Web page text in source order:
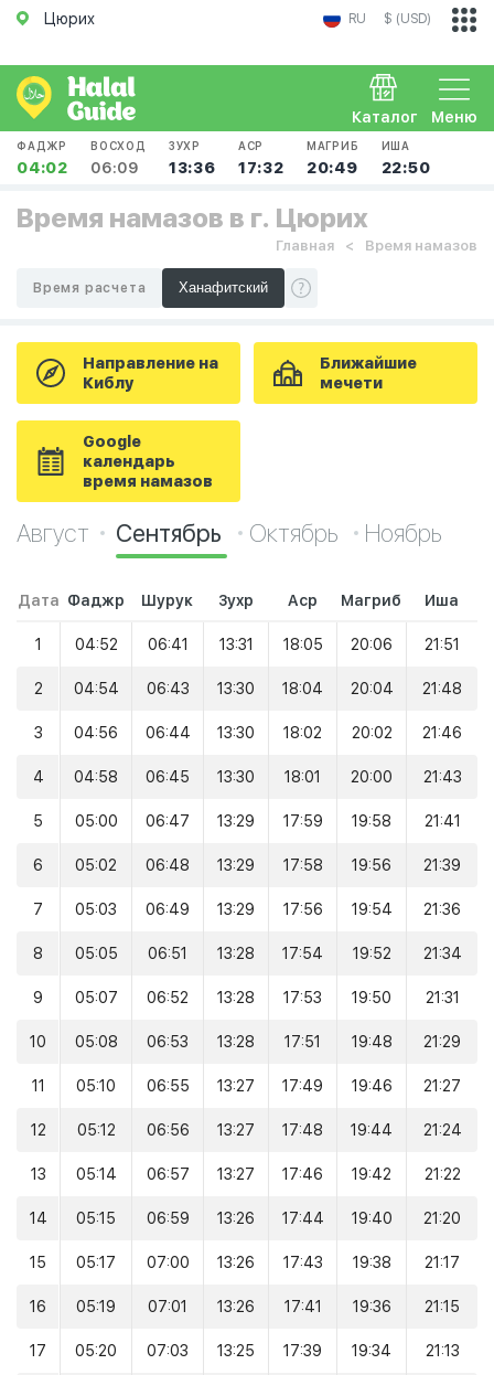
Цюрих RU $ (USD)
Меню
Каталог
ФАДЖР
04:02
ВОСХОД
06:09
ЗУХР
13:36
АСР
17:32
МАГРИБ
20:49
ИША
22:50
Время намазов в г. Цюрих
Главная Время намазов
Время расчета
Направление на
Киблу
Ближайшие
мечети
Google
календарь
время намазов
Август Сентябрь Октябрь Ноябрь
Дата Фаджр Шурук Зухр Аср Магриб Иша
1 04:52 06:41 13:31 18:05 20:06 21:51
2 04:54 06:43 13:30 18:04 20:04 21:48
3 04:56 06:44 13:30 18:02 20:02 21:46
4 04:58 06:45 13:30 18:01 20:00 21:43
5 05:00 06:47 13:29 17:59 19:58 21:41
6 05:02 06:48 13:29 17:58 19:56 21:39
7 05:03 06:49 13:29 17:56 19:54 21:36
8 05:05 06:51 13:28 17:54 19:52 21:34
9 05:07 06:52 13:28 17:53 19:50 21:31
10 05:08 06:53 13:28 17:51 19:48 21:29
11 05:10 06:55 13:27 17:49 19:46 21:27
12 05:12 06:56 13:27 17:48 19:44 21:24
13 05:14 06:57 13:27 17:46 19:42 21:22
14 05:15 06:59 13:26 17:44 19:40 21:20
15 05:17 07:00 13:26 17:43 19:38 21:17
16 05:19 07:01 13:26 17:41 19:36 21:15
17 05:20 07:03 13:25 17:39 19:34 21:13